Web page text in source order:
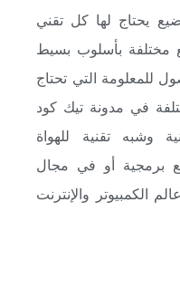
يحتاج لها كل تقني
مختلفة بأسلوب بسيط
للمعلومة التي تحتاج
في مدونة تيك كود
وشبه تقنية للهواة
برمجية أو في مجال
الكمبيوتر والإنترنت